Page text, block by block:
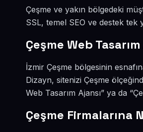
Çeşme ve yakın bölgedeki
SSL, temel SEO ve destek tek
Çeşme Web
İzmir Çeşme bölgesinin
Dizayn, sitenizi Çeşme
Web Tasarım Ajansı” ya da
Çeşme Firmalarına